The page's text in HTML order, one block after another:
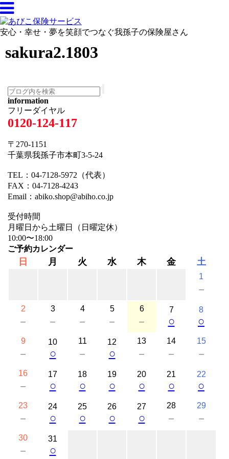
安心・幸せ・夢を笑顔でつなぐ我孫子の保険屋さん
sakura2.1803
information
フリーダイヤル
0120-124-117
〒270-1151
千葉県我孫子市本町3-5-24
TEL：04-7128-5972（代表）
FAX：04-7128-4243
Email：abiko.shop@abiho.co.jp
受付時間
月曜日から土曜日（日曜定休）
10:00〜18:00
ご予約カレンダー
日 月 火 水 木 金 土
1
－
2
－
3
－
4
－
5
－
6
－
7
○
8
○
9
－
10
○
11
－
12
○
13
－
14
－
15
－
16
－
17
○
18
○
19
○
20
○
21
○
22
○
23
－
24
○
25
○
26
○
27
○
28
－
29
－
30
－
31
○